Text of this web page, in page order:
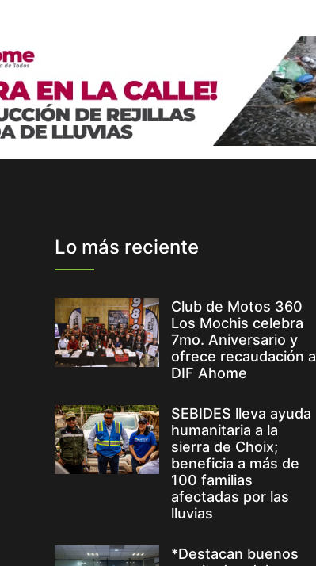
Lo más reciente
Club de Motos 360
Los Mochis celebra
7mo. Aniversario y
ofrece recaudación a
DIF Ahome
SEBIDES lleva ayuda
humanitaria a la
sierra de Choix;
beneficia a más de
100 familias
afectadas por las
lluvias
*Destacan buenos